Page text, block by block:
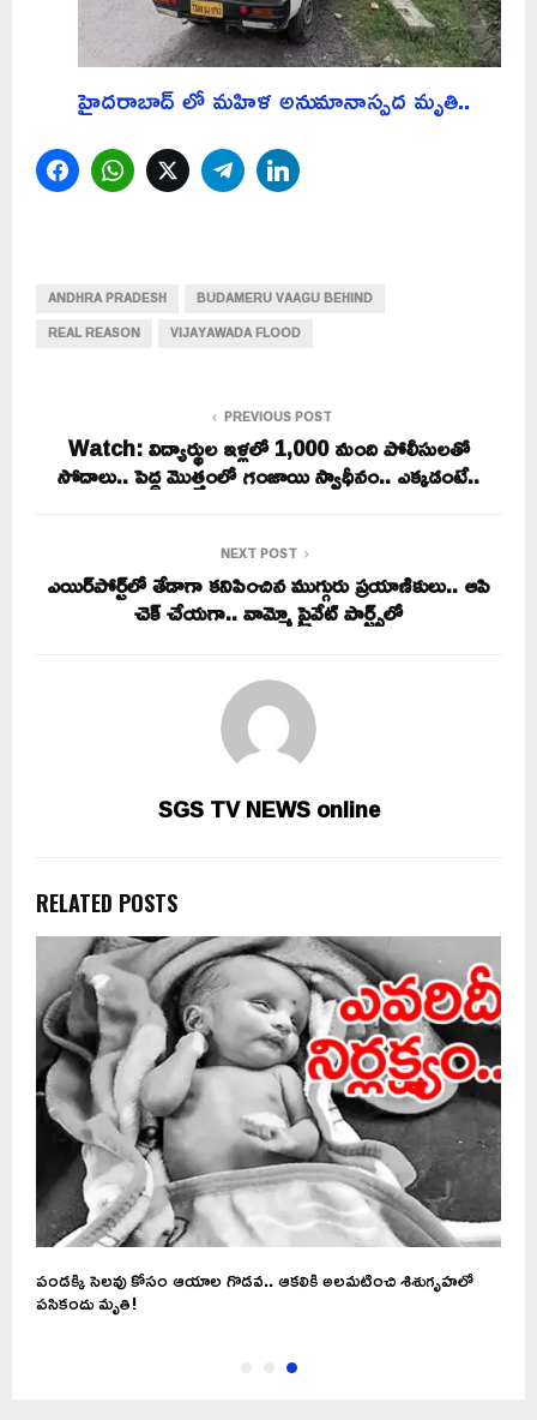
హైదరాబాద్ లో మహిళ అనుమానాస్పద మృతి..
FacebookWhatsAppTwitterTelegram
ANDHRA PRADESH
BUDAMERU VAAGU BEHIND
REAL REASON
VIJAYAWADA FLOOD
PREVIOUS POST
Watch: విద్యార్థుల ఇళ్లలో 1,000 మంది పోలీసులతో
సోదాలు.. పెద్ద మొత్తంలో గంజాయి స్వాధీనం.. ఎక్కడంటే..
NEXT POST
ఎయిర్‌పోర్ట్‌లో తేడాగా కనిపించిన ముగ్గురు ప్రయాణికులు.. ఆపి
చెక్ చేయగా.. వామ్మో ప్రైవేట్ పార్ట్స్‌లో
SGS TV NEWS online
RELATED POSTS
పండక్కి సెలవు కోసం ఆయాల గొడవ.. ఆకలికి అలమటించి శిశుగృహలో
పసికందు మృతి!